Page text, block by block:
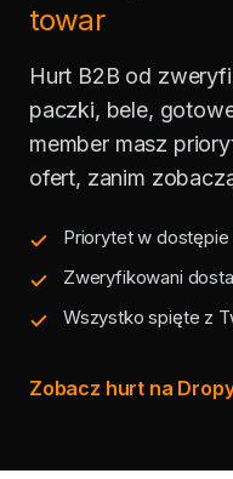
towar
Hurt B2B od
paczki, bele,
member masz
ofert, zanim
Priorytet w
Zweryfikowani
Wszystko spięte z
Zobacz hurt na